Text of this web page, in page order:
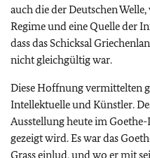
auch die der Deutschen
Regime und eine Quelle der
dass das Schicksal
nicht gleichgültig war.
Diese Hoffnung vermittelten
Intellektuelle und Künstler.
Ausstellung heute im
gezeigt wird. Es war das
Grass einlud, und wo er mit